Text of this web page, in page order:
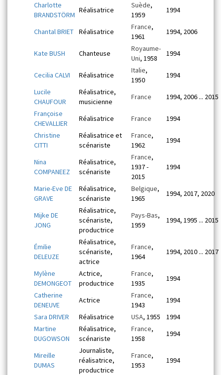
Charlotte
BRANDSTÖRM
Réalisatrice
Suède,
1959
1994
Chantal BRIET Réalisatrice
France,
1961
1994, 2006
Kate BUSH Chanteuse
Royaume-
Uni, 1958
1994
Cecilia CALVI Réalisatrice
Italie,
1950
1994
Lucile
CHAUFOUR
Réalisatrice,
musicienne
France
1994, 2006 ... 2015
Françoise
CHEVALLIER
Réalisatrice France
1994
Christine
CITTI
Réalisatrice et
scénariste
France,
1962
1994
Nina
COMPANEEZ
Réalisatrice,
scénariste
France,
1937 -
2015
1994
Marie-Eve DE
GRAVE
Réalisatrice,
scénariste
Belgique,
1965
1994, 2017, 2020
Mijke DE
JONG
Réalisatrice,
scénariste,
productrice
Pays-Bas,
1959
1994, 1995 ... 2015
Émilie
DELEUZE
Réalisatrice,
scénariste,
actrice
France,
1964
1994, 2010 ... 2017
Mylène
DEMONGEOT
Actrice,
productrice
France,
1935
1994
Catherine
DENEUVE
Actrice
France,
1943
1994
Sara DRIVER
Réalisatrice USA, 1955
1994
Martine
DUGOWSON
Réalisatrice,
scénariste
France,
1958
1994
Mireille
DUMAS
Journaliste,
réalisatrice,
productrice
France,
1953
1994